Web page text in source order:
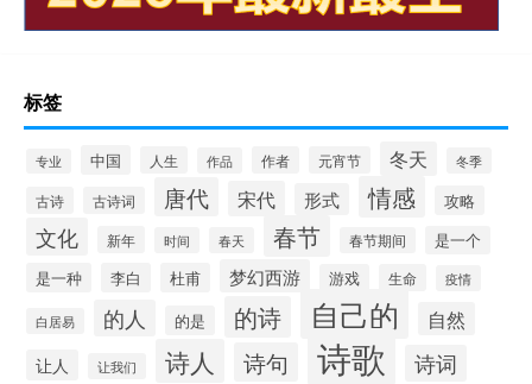
标签
专业 中国 人生 作品 作者 元宵节 冬天 冬季
古诗 古诗词 唐代 宋代 形式 情感 攻略
文化 新年 时间 春天 春节 春节期间 是一个
是一种 李白 杜甫 梦幻西游 游戏 生命 疫情
白居易 的人 的是 的诗 自己的 自然
让人 让我们 诗人 诗句 诗歌 诗词